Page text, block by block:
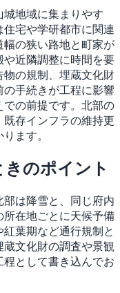
地域に集まりやす
宅や学研都市に関連
幅の狭い路地と町家が
近隣調整に時間を要
物の規制、埋蔵文化財
手続きが工程に影響
での前提です。北部の
存インフラの維持更
ます。
のポイント
は降雪と、同じ府内
在地ごとに天候予備
葉期など通行規制と
文化財の調査や景観
として書き込んでお